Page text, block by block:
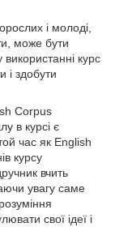
і молоді,
може бути
курс
і здобути
Corpus
в курсі є
час як English
курсу
вчить
увагу саме
свої ідеї і